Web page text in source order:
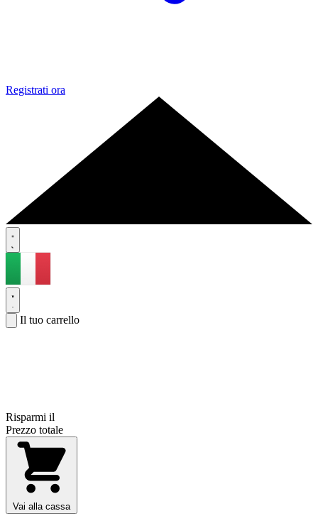
Registrati ora
Il tuo carrello
Risparmi il
Prezzo totale
Vai alla cassa